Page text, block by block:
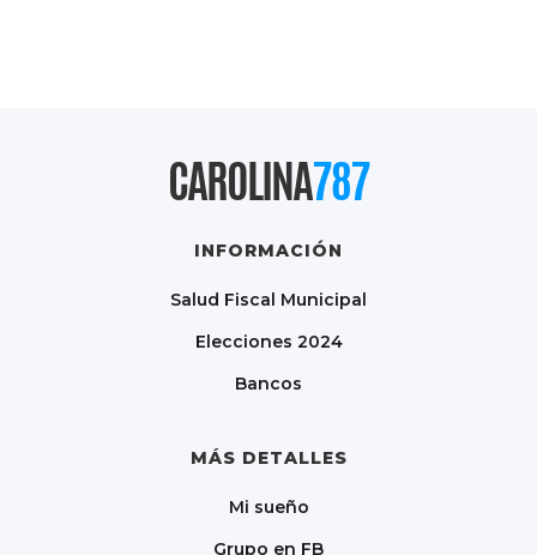
CAROLINA787
INFORMACIÓN
Salud Fiscal Municipal
Elecciones 2024
Bancos
MÁS DETALLES
Mi sueño
Grupo en FB